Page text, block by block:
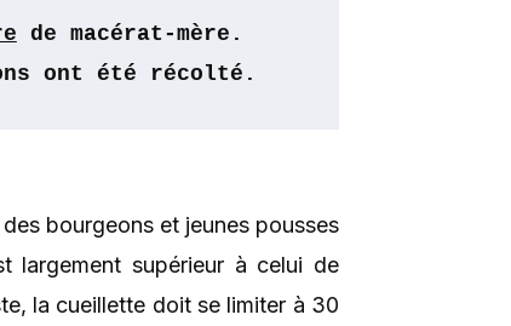
de macérat-mère.
ont été récolté.
bourgeons et jeunes pousses
largement supérieur à celui de
la cueillette doit se limiter à 30